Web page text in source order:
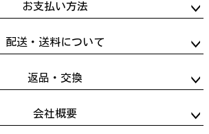
お支払い方法
配送・送料について
返品・交換
会社概要